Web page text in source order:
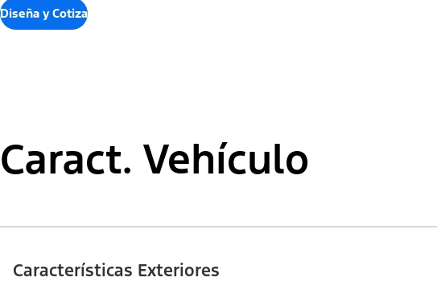
Diseña y Cotiza
Caract. Vehículo
Características Exteriores